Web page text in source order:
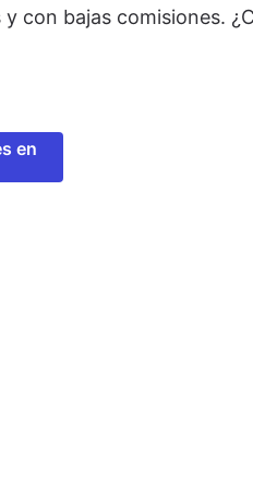
con bajas comisiones.
en